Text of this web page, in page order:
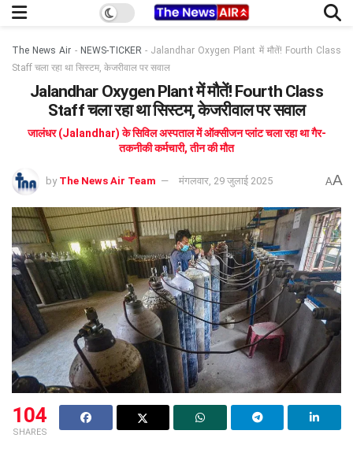
The News Air - NEWS-TICKER - Jalandhar Oxygen Plant में मौतें! Fourth Class
Staff चला रहा था सिस्टम, केजरीवाल पर सवाल
Jalandhar Oxygen Plant में मौतें! Fourth Class
Staff चला रहा था सिस्टम, केजरीवाल पर सवाल
जालंधर (Jalandhar) के सिविल अस्पताल में ऑक्सीजन प्लांट चला रहा था गैर-
तकनीकी कर्मचारी, तीन की मौत
by The News Air Team मंगलवार, 29 जुलाई 2025 AA
104
SHARES